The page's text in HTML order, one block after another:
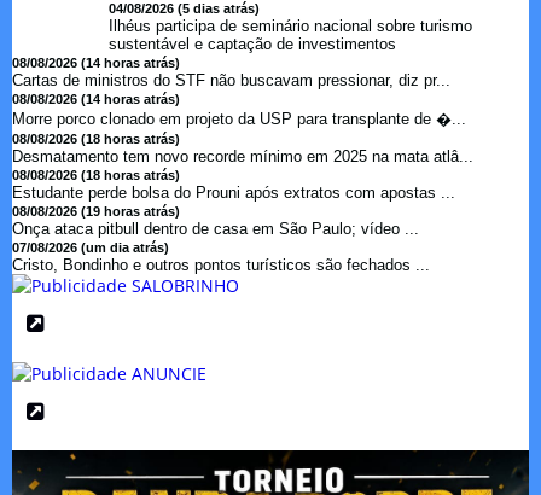
04/08/2026 (5 dias atrás)
Ilhéus participa de seminário nacional sobre turismo
sustentável e captação de investimentos
08/08/2026 (14 horas atrás)
Cartas de ministros do STF não buscavam pressionar, diz pr...
08/08/2026 (14 horas atrás)
Morre porco clonado em projeto da USP para transplante de �...
08/08/2026 (18 horas atrás)
Desmatamento tem novo recorde mínimo em 2025 na mata atlâ...
08/08/2026 (18 horas atrás)
Estudante perde bolsa do Prouni após extratos com apostas ...
08/08/2026 (19 horas atrás)
Onça ataca pitbull dentro de casa em São Paulo; vídeo ...
07/08/2026 (um dia atrás)
Cristo, Bondinho e outros pontos turísticos são fechados ...